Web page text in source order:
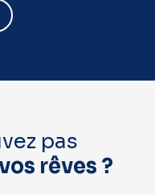
pas
rêves ?